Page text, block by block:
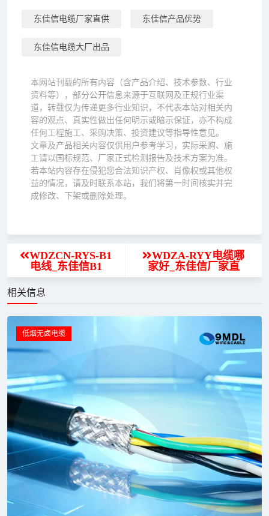
东佳信电缆厂家直供 东佳信产品优势
东佳信电缆大厂出品
本网站刊载的所有内容（含产品介绍、技术参数、行业
资料等），部分公开信息来源于互联网及正规行业渠
道，转载仅为传递更多行业知识，不代表本站对相关内
容的观点、真实性做出任何明示或暗示保证，亦不构成
任何工程施工、采购决策、投资建议等指导性意见。
文章及产品相关内容仅供用户参考学习，实际采购、施
工请以国标规范、厂家正式检测报告及技术方案为准。
若本站内容存在侵犯您合法知识产权、肖像权或其他权
益的情况，请及时联系本站，我们将第一时间核实并完
成修改、下架或删除处理。
WDZCN-RYS-B1
电线_东佳信B1
WDZA-RYY电缆哪
家好_东佳信厂家直
相关信息
低烟无卤电缆